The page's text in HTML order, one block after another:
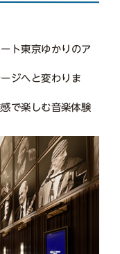
ト東京ゆかりのア
ジへと変わりま
で楽しむ音楽体験